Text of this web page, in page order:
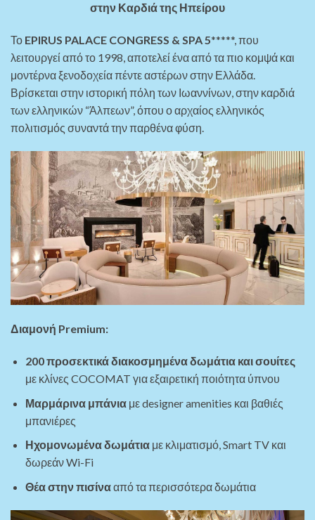
στην Καρδιά της Ηπείρου
Το EPIRUS PALACE CONGRESS & SPA 5*****, που
λειτουργεί από το 1998, αποτελεί ένα από τα πιο κομψά και
μοντέρνα ξενοδοχεία πέντε αστέρων στην Ελλάδα.
Βρίσκεται στην ιστορική πόλη των Ιωαννίνων, στην καρδιά
των ελληνικών “Άλπεων”, όπου ο αρχαίος ελληνικός
πολιτισμός συναντά την παρθένα φύση.
Διαμονή Premium:
200 προσεκτικά διακοσμημένα δωμάτια και σουίτες
με κλίνες COCOMAT για εξαιρετική ποιότητα ύπνου
Μαρμάρινα μπάνιαμε designer amenities και βαθιές
μπανιέρες
Ηχομονωμένα δωμάτιαμε κλιματισμό, Smart TV και
δωρεάν Wi-Fi
Θέα στην πισίνααπό τα περισσότερα δωμάτια